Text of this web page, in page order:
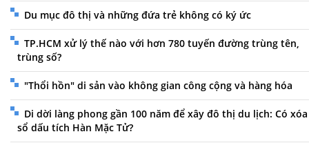
Du mục đô thị và những đứa trẻ không có ký ức
TP.HCM xử lý thế nào với hơn 780 tuyến đường trùng tên,
trùng số?
"Thổi hồn" di sản vào không gian công cộng và hàng hóa
Di dời làng phong gần 100 năm để xây đô thị du lịch: Có xóa
sổ dấu tích Hàn Mặc Tử?